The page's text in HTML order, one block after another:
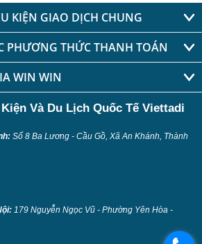
KIỆN GIAO DỊCH CHUNG
PHƯƠNG THỨC THANH TOÁN
WIN WIN
Và Du Lịch Quốc Tế Viettadi
Số 8 Ba Lương - Cầu Gồ, Xã An Khánh, Thành
179 Nguyễn Ngọc Vũ - Phường Yên Hòa -